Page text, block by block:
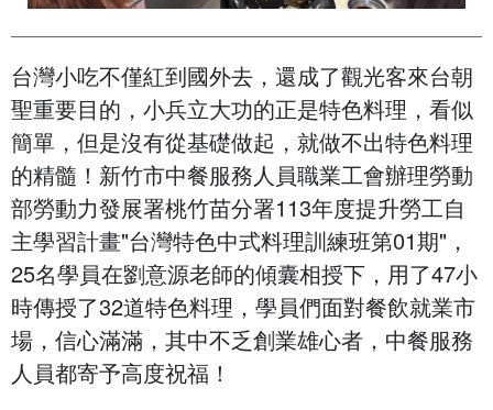
台灣小吃不僅紅到國外去，還成了觀光客來台朝
聖重要目的，小兵立大功的正是特色料理，看似
簡單，但是沒有從基礎做起，就做不出特色料理
的精髓！新竹市中餐服務人員職業工會辦理勞動
部勞動力發展署桃竹苗分署113年度提升勞工自
主學習計畫"台灣特色中式料理訓練班第01期"，
25名學員在劉意源老師的傾囊相授下，用了47小
時傳授了32道特色料理，學員們面對餐飲就業市
場，信心滿滿，其中不乏創業雄心者，中餐服務
人員都寄予高度祝福！